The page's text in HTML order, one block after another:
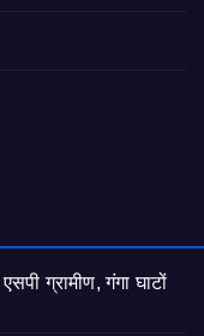
ग्रामीण, गंगा घाटों